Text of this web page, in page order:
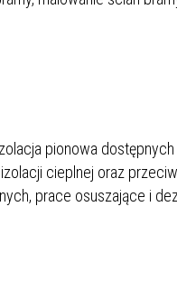
pionowa
cieplnej oraz
prace osuszające i